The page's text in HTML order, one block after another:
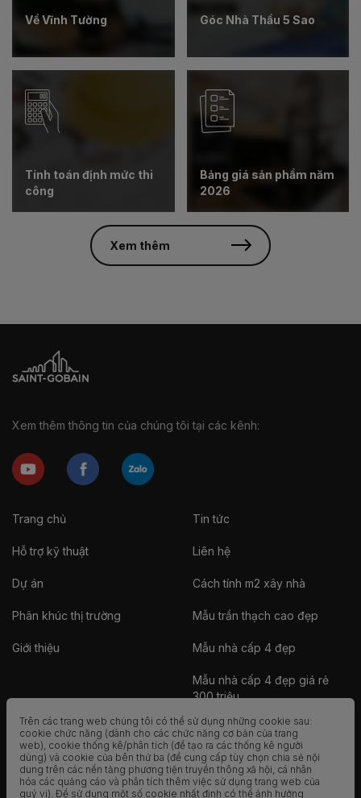
Về Vĩnh Tường Góc Nhà Thầu 5 Sao
Tính toán định mức thi
công
Bảng giá sản phẩm năm
2026
Xem thêm
Xem thêm thông tin của chúng tôi tại các kênh:
Trang chủ
Hỗ trợ kỹ thuật
Dự án
Phân khúc thị trường
Giới thiệu
Tin tức
Liên hệ
Cách tính m2 xây nhà
Mẫu trần thạch cao đẹp
Mẫu nhà cấp 4 đẹp
Mẫu nhà cấp 4 đẹp giá rẻ
300 triệu
Nhà vườn
Nhà container
Nhà tiền chế
Trên các trang web chúng tôi có thể sử dụng những cookie sau:
cookie chức năng (dành cho các chức năng cơ bản của trang
web), cookie thống kê/phân tích (để tạo ra các thống kê người
dùng) và cookie của bên thứ ba (để cung cấp tùy chọn chia sẻ nội
dung trên các nền tảng phương tiện truyền thông xã hội, cá nhân
hóa các quảng cáo và phân tích thêm việc sử dụng trang web của
quý vị). Để sử dụng một số cookie nhất định có thể ảnh hưởng